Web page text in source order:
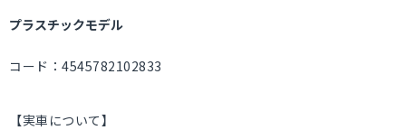
プラスチックモデル
コード：4545782102833
【実車について】